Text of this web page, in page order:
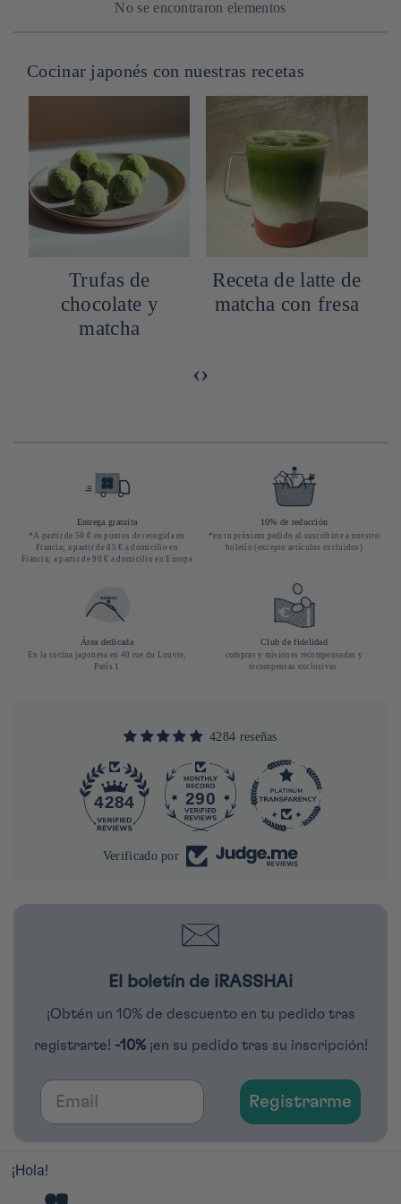
No se encontraron elementos
Cocinar japonés con nuestras recetas
Trufas de
chocolate y
matcha
Receta de latte de
matcha con fresa
‹›
Entrega gratuita
*A partir de 50 € en puntos de recogida en
Francia; a partir de 85 € a domicilio en
Francia; a partir de 90 € a domicilio en Europa
10% de reducción
*en tu próximo pedido al suscribirte a nuestro
boletín (excepto artículos excluidos)
Área dedicada
En la cocina japonesa en 40 rue du Louvre,
París 1
Club de fidelidad
compras y misiones recompensadas y
recompensas exclusivas
4284 reseñas
4284 290
Verificado por
El boletín de iRASSHAi
¡Obtén un 10% de descuento en tu pedido tras
registrarte! -10% ¡en su pedido tras su inscripción!
Email
Registrarme
¡Hola!